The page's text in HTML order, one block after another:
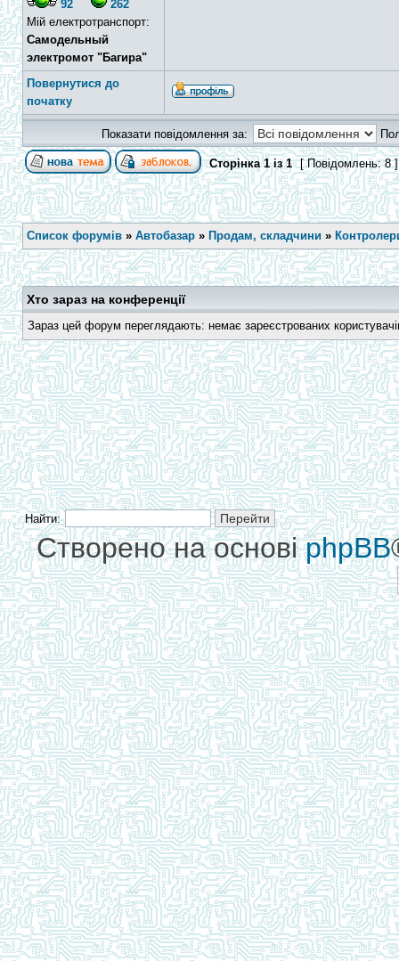
92
262
Мій електротранспорт:
Самодельный
электромот "Багира"
Повернутися до
початку
Показати повідомлення за:
Сторінка1із1 [ Повідомлень: 8
Список форумів » Автобазар » Продам, складчини »
Хто зараз на конференції
Зараз цей форум переглядають: немає зареєстрованих
Найти:
Створено на основіphpBB